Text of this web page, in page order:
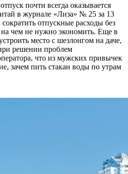
почти всегда оказывается
в журнале «Лиза» № 25 за 13
отпускные расходы без
на чем не нужно экономить. Еще в
место с шезлонгом на даче,
решении проблем
что из мужских привычек
зачем пить стакан воды по утрам